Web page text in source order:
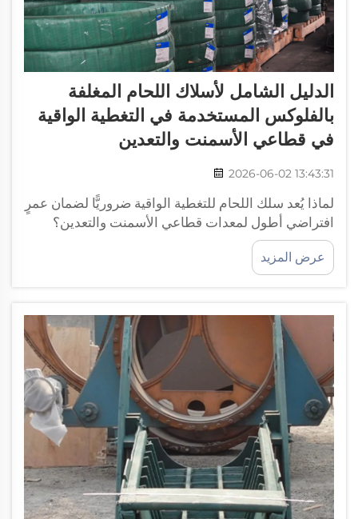
الدليل الشامل لأسلاك اللحام المغلفة
بالفلوكس المستخدمة في التغطية الواقية
في قطاعي الأسمنت والتعدين
2026-06-02 13:43:31
لماذا يُعد سلك اللحام للتغطية الواقية ضروريًّا لضمان عمرٍ
افتراضي أطول لمعدات قطاعي الأسمنت والتعدين؟
التآكل الشديد الناتج عن الاحتكاك والصدمات في الأفران
الدوارة، والكسارات، وأغطية الطواحين. تتعرّض المعدات
المستخدمة في مصانع الأسمنت والمناجم لتدهورٍ لا
جدًّا...
عرض المزيد